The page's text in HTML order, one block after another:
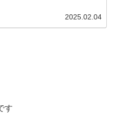
2025.02.04
す